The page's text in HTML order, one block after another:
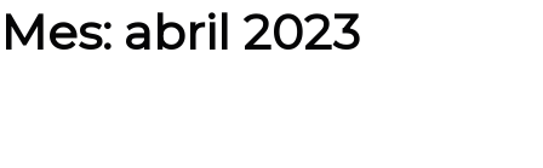
Mes: abril 2023